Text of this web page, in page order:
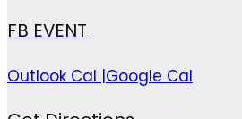
FB EVENT
Outlook Cal |Google Cal